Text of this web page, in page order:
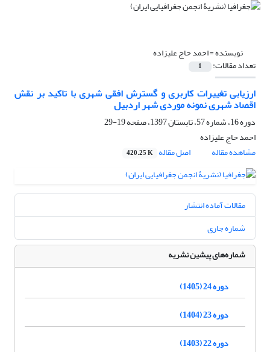
نویسنده =احمد حاج علیزاده
تعداد مقالات: 1
ارزیابی تغییرات کاربری و گسترش افقی شهری با تاکید بر نقش
اقصاد شهری نمونه موردی شهر اردبیل
دوره 16، شماره 57، تابستان 1397، صفحه
19-29
احمد حاج علیزاده
مشاهده مقاله
اصل مقاله 420.25 K
مقالات آماده انتشار
شماره جاری
شماره‌های پیشین نشریه
دوره 24 (1405)
دوره 23 (1404)
دوره 22 (1403)